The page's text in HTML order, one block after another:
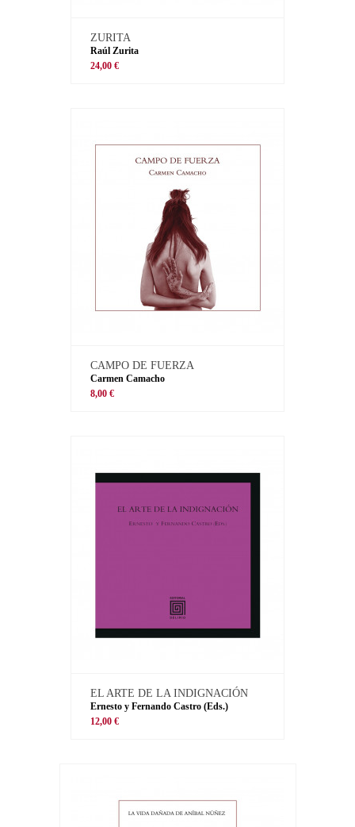
ZURITA
Raúl Zurita
24,00 €
CAMPO DE FUERZA
Carmen Camacho
8,00 €
EL ARTE DE LA INDIGNACIÓN
Ernesto y Fernando Castro (Eds.)
12,00 €